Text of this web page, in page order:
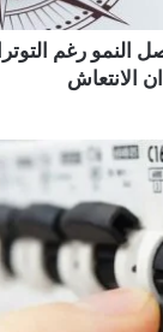
النمو رغم
الانتعاش